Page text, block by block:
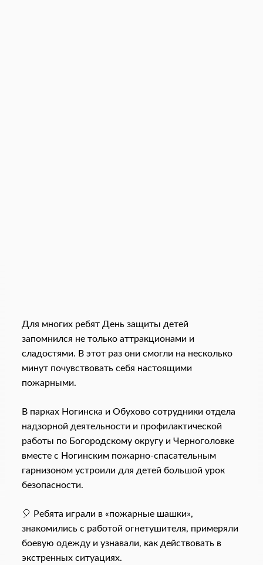
Для многих ребят День защиты детей
запомнился не только аттракционами и
сладостями. В этот раз они смогли на несколько
минут почувствовать себя настоящими
пожарными.
В парках Ногинска и Обухово сотрудники отдела
надзорной деятельности и профилактической
работы по Богородскому округу и Черноголовке
вместе с Ногинским пожарно-спасательным
гарнизоном устроили для детей большой урок
безопасности.
🎈 Ребята играли в «пожарные шашки»,
знакомились с работой огнетушителя, примеряли
боевую одежду и узнавали, как действовать в
экстренных ситуациях.